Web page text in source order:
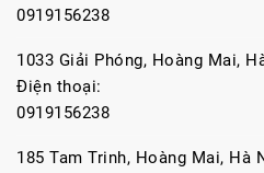
0919156238
1033 Giải Phóng, Hoàng Mai,
Điện thoại:
0919156238
185 Tam Trinh, Hoàng Mai, Hà